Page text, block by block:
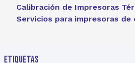
Calibración de Impresoras
Servicios para impresoras de
ETIQUETAS